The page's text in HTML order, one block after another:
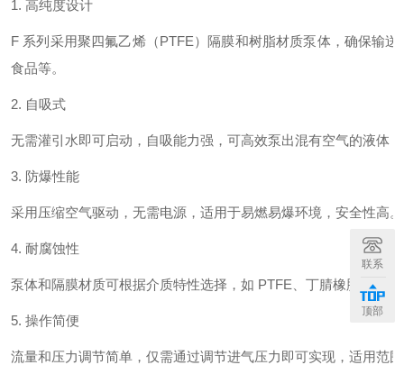
1. 高纯度设计
F 系列采用聚四氟乙烯（PTFE）隔膜和树脂材质泵体，确保输
食品等。
2. 自吸式
无需灌引水即可启动，自吸能力强，可高效泵出混有空气的液体
3. 防爆性能
采用压缩空气驱动，无需电源，适用于易燃易爆环境，安全性高。
4. 耐腐蚀性
泵体和隔膜材质可根据介质特性选择，如 PTFE、丁腈橡胶等，
5. 操作简便
流量和压力调节简单，仅需通过调节进气压力即可实现，适用范
联系
顶部